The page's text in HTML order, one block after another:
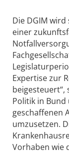
Die DGIM
einer
Expertise zur
beigesteuert“,
Politik in
geschaffenen
umzusetzen.
Vorhaben wie